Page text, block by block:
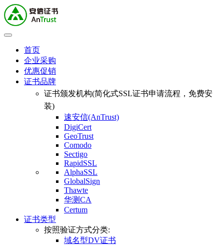
首页
企业采购
优惠促销
证书品牌
证书颁发机构(简化式SSL证书申请流程，免费安
装)
速安信(AnTrust)
DigiCert
GeoTrust
Comodo
Sectigo
RapidSSL
AlphaSSL
GlobalSign
Thawte
华测CA
Certum
证书类型
按照验证方式分类:
域名型DV证书